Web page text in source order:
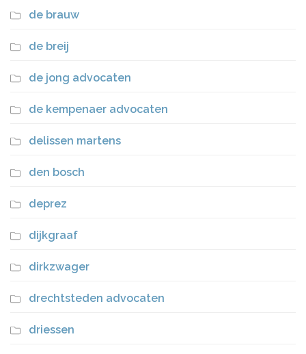
de brauw
de breij
de jong advocaten
de kempenaer advocaten
delissen martens
den bosch
deprez
dijkgraaf
dirkzwager
drechtsteden advocaten
driessen